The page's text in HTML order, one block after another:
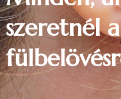
szeretnél a